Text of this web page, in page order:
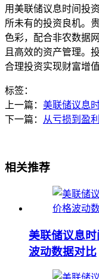
用美联储议息时间投
所未有的投资良机。
色彩，配合非农数据
且高效的资产管理。
合理投资实现财富增值
标签：
上一篇： 美联储议息
下一篇：
从亏损到盈
相关推荐
美联储议息
波动数据对比